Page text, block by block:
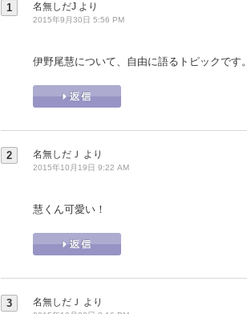
1 名無しだJ より
2015年9月30日 5:56 PM
伊野尾慧について、自由に語るトピックです。
2 名無しだＪ より
2015年10月19日 9:22 AM
慧くん可愛い！
3 名無しだＪ より